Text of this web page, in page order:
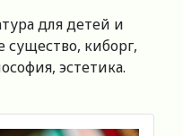
для детей и
существо, киборг,
эстетика.